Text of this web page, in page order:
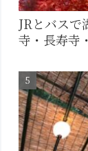
JRとバス
寺・長寿寺